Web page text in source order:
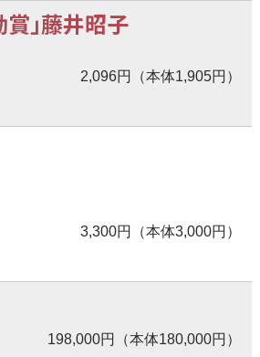
」藤井昭子
2,096円（本体1,905円）
3,300円（本体3,000円）
198,000円（本体180,000円）